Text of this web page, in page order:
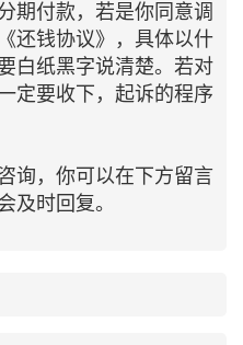
期付款，若是你同意调
还钱协议》，具体以什
白纸黑字说清楚。若对
定要收下，起诉的程序
询，你可以在下方留言
及时回复。